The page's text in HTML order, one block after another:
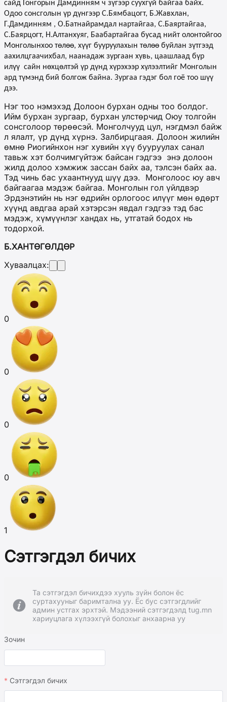
сайд Гонгорын Дамдинням ч зүгээр суухгүй байгаа байх.
Одоо сонсголын үр дүнгээр С.Бямбацогт, Б.Жавхлан,
Г.Дамдинням , О.Батнайрамдал нартайгаа, С.Баяртайгаа,
С.Баярцогт, Н.Алтанхуяг, Баабартайгаа бусад нийт олонтойгоо
Монголынхоо төлөө, хүүг бууруулахын төлөө буйлан зүтгээд
аахилцгаачихбал, наанадаж зургаан хувь, цаашлаад бүр
илүү сайн нөхцөлтэй үр дүнд хүрэхээр хүлээлтийг Монголын
ард түмэнд бий болгож байна. Зургаа гэдэг бол гоё тоо шүү
дээ.
Нэг тоо нэмэхэд Долоон бурхан одны тоо болдог.
Ийм бурхан зургаар, бурхан улстөрчид Оюу толгойн
сонсголоор төрөөсэй. Монголчууд цул, нэгдмэл байж
л ялалт, үр дүнд хүрнэ. Залбирцгаая. Долоон жилийн
өмнө Риогийнхон нэг хувийн хүү бууруулах санал
тавьж хэт болчимгүйтэж байсан гэдгээ энэ долоон
жилд долоо хэмжиж зассан байх аа, тэлсэн байх аа.
Тэд чинь бас ухаантнууд шүү дээ. Монголоос юу авч
байгаагаа мэдэж байгаа. Монголын гол үйлдвэр
Эрдэнэтийн нь нэг өдрийн орлогоос илүүг мөн өдөрт
хүүнд авдгаа арай хэтэрсэн явдал гэдгээ тэд бас
мэдэж, хүмүүнлэг хандах нь, утгатай бодох нь
тодорхой.
Б.ХАНТӨГӨЛДӨР
Хуваалцах:
0
0
0
0
1
Сэтгэгдэл бичих
Та сэтгэгдэл бичихдээ хууль зүйн болон ёс
суртахууныг баримтална уу. Ёс бус сэтгэгдлийг
админ устгах эрхтэй. Мэдээний сэтгэгдэлд tug.mn
хариуцлага хүлээхгүй болохыг анхаарна уу
Зочин
Сэтгэгдэл бичих